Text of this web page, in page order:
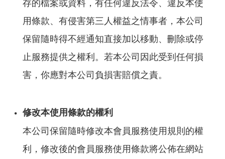
用條款、有侵害第三人權益之情事者，本公司
保留隨時得不經通知直接加以移動、刪除或停
止服務提供之權利。若本公司因此受到任何損
害，你應對本公司負損害賠償之責。
修改本使用條款的權利
本公司保留隨時修改本會員服務使用規則的權
利，修改後的會員服務使用條款將公佈在網站